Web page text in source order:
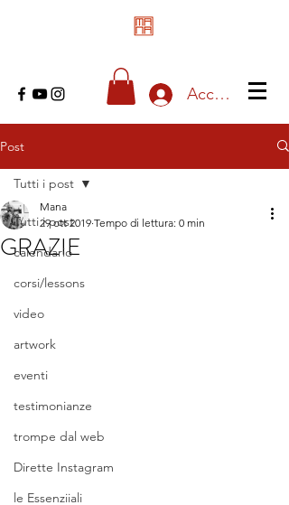
Accedi
Post
Tutti i post
calendario
corsi/lessons
video
artwork
eventi
testimonianze
trompe dal web
Dirette Instagram
le Essenziiali
Tutti i post
GRAZIE
Mana
29 ott 2019 Tempo di lettura: 0 min